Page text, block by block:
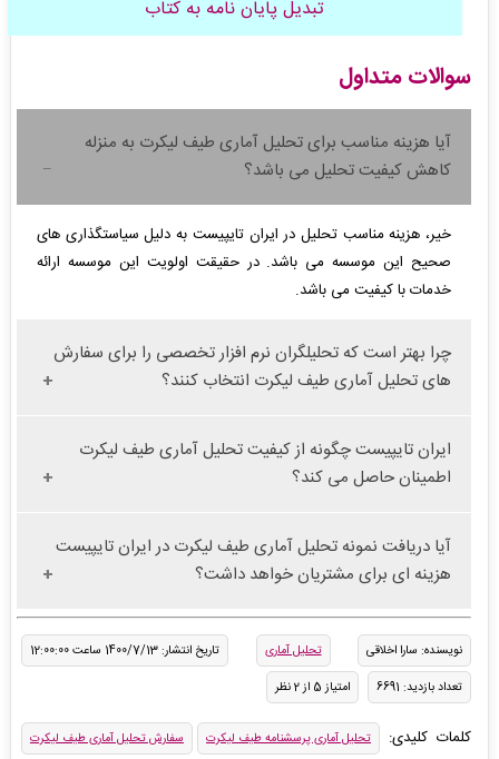
تبدیل پایان نامه به کتاب
سوالات متداول
آیا هزینه مناسب برای تحلیل آماری طیف لیکرت به منزله
کاهش کیفیت تحلیل می باشد؟
خیر، هزینه مناسب تحلیل در ایران تایپیست به دلیل سیاستگذاری های
صحیح این موسسه می باشد. در حقیقت اولویت این موسسه ارائه
خدمات با کیفیت می باشد.
چرا بهتر است که تحلیلگران نرم افزار تخصصی را برای سفارش
های تحلیل آماری طیف لیکرت انتخاب کنند؟
ایران تایپیست چگونه از کیفیت تحلیل آماری طیف لیکرت
اطمینان حاصل می کند؟
آیا دریافت نمونه تحلیل آماری طیف لیکرت در ایران تایپیست
هزینه ای برای مشتریان خواهد داشت؟
نویسنده: سارا اخلاقی تحلیل آماری
تاریخ انتشار: 1400/7/13 ساعت 12:00:00
تعداد بازدید: 6691
امتیاز 5 از 2 نظر
کلمات کلیدی: تحلیل آماری پرسشنامه طیف لیکرت
سفارش تحلیل آماری طیف لیکرت